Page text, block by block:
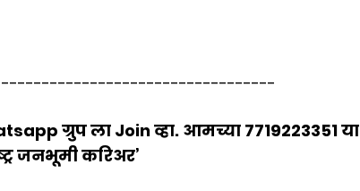
ग्रुप ला Join व्हा. आमच्या 7719223351 या
जनभूमी करिअर’